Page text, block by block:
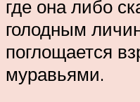
где она либо
голодным
поглощается
муравьями.